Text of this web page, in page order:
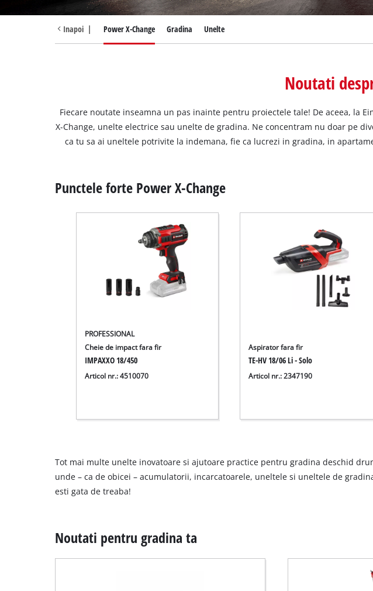
Inapoi | Power X-Change Gradina Unelte
Noutati
Fiecare noutate inseamna un pas inainte pentru proiectele tale! De aceea, la
X-Change, unelte electrice sau unelte de gradina. Ne concentram nu doar pe
ca tu sa ai uneltele potrivite la indemana, fie ca lucrezi in gradina, in
Punctele forte Power X-Change
PROFESSIONAL
Cheie de impact fara fir
IMPAXXO 18/450
Articol nr.: 4510070
Aspirator fara fir
TE-HV 18/06 Li - Solo
Articol nr.: 2347190
Tot mai multe unelte inovatoare si ajutoare practice pentru gradina deschid
unde – ca de obicei – acumulatorii, incarcatoarele, uneltele si uneltele de
esti gata de treaba!
Noutati pentru gradina ta